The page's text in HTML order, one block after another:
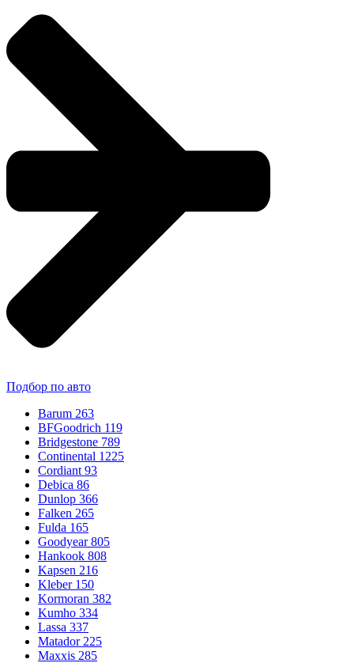
Подбор по авто
Barum 263
BFGoodrich 119
Bridgestone 789
Continental 1225
Cordiant 93
Debica 86
Dunlop 366
Falken 265
Fulda 165
Goodyear 805
Hankook 808
Kapsen 216
Kleber 150
Kormoran 382
Kumho 334
Lassa 337
Matador 225
Maxxis 285